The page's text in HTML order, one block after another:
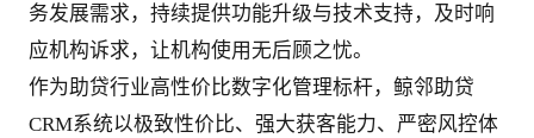
务发展需求，持续提供功能升级与技术支持，及时响
应机构诉求，让机构使用无后顾之忧。
作为助贷行业高性价比数字化管理标杆，鲸邻助贷
CRM系统以极致性价比、强大获客能力、严密风控体